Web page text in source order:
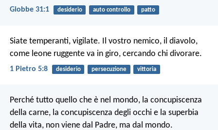
Giobbe 31:1 desiderio auto controllo patto
Siate temperanti, vigilate. Il vostro nemico, il diavolo,
come leone ruggente va in giro, cercando chi divorare.
1 Pietro 5:8 desiderio persecuzione vittoria
Perché tutto quello che è nel mondo, la concupiscenza
della carne, la concupiscenza degli occhi e la superbia
della vita, non viene dal Padre, ma dal mondo.